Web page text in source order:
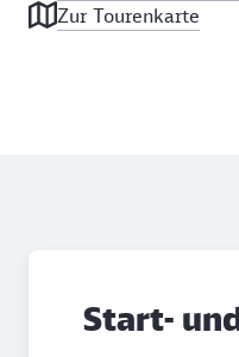
Zur Tourenkarte
Start-